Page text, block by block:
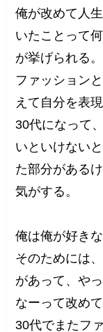
俺が改めて人
いたことって
が挙げられる。
ファッション
えて自分を表
30代になって
いといけない
た部分がある
気がする。
俺は俺が好き
そのためには
があって、や
なーって改め
30代でまたフ